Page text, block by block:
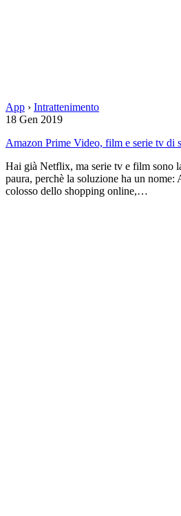
App › Intrattenimento
18 Gen 2019
Amazon Prime Video, film e serie tv di
Hai già Netflix, ma serie tv e film sono
paura, perchè la soluzione ha un
colosso dello shopping online,…